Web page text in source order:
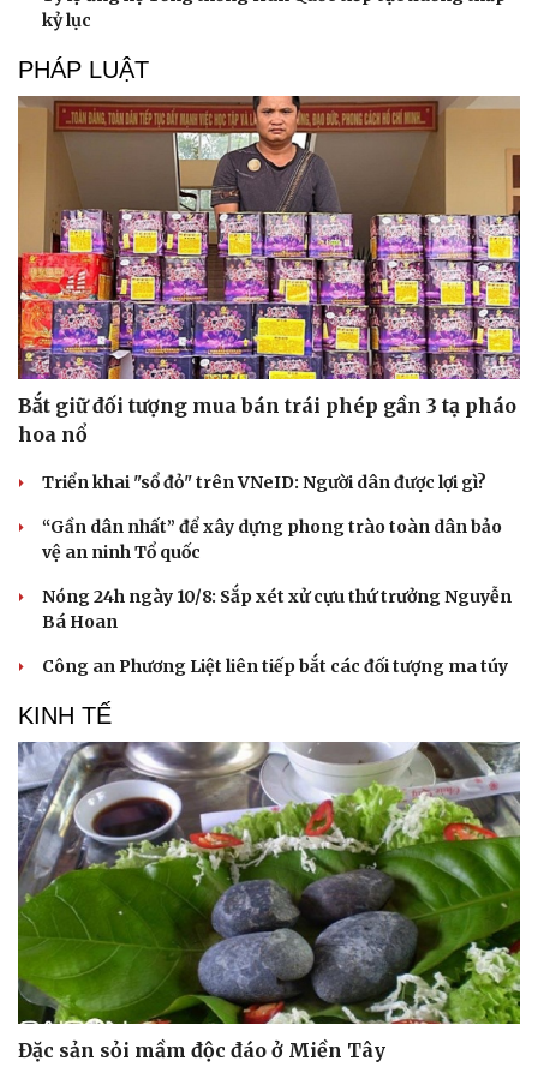
Du lịch
Tư vấn
Săn Tour
check-in
Podcast
Câu chuyện thời sự
Đọc truyện đêm khuya
Cửa sổ tình yêu
Kể chuyện cho bé
Hạt giống tâm hồn
kỷ lục
PHÁP LUẬT
Bắt giữ đối tượng mua bán trái phép gần 3 tạ pháo
hoa nổ
Triển khai "sổ đỏ" trên VNeID: Người dân được lợi gì?
“Gần dân nhất” để xây dựng phong trào toàn dân bảo
vệ an ninh Tổ quốc
Nóng 24h ngày 10/8: Sắp xét xử cựu thứ trưởng Nguyễn
Bá Hoan
Công an Phương Liệt liên tiếp bắt các đối tượng ma túy
KINH TẾ
Đặc sản sỏi mầm độc đáo ở Miền Tây